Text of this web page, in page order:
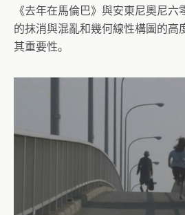
《去年在馬倫巴》與安東尼奧尼
的抹消與混亂和幾何線性構圖的高
其重要性。